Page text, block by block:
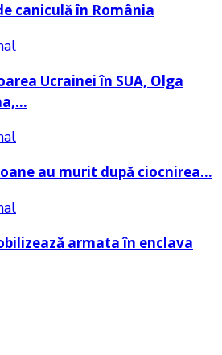
caniculă în România
Ucrainei în SUA, Olga
au murit după ciocnirea…
armata în enclava